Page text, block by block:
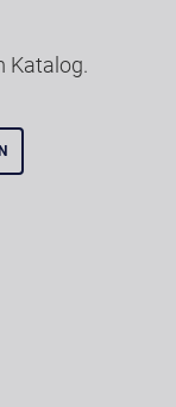
Katalog.